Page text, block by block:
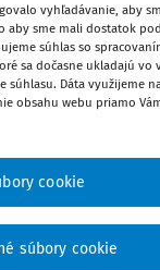
vyhľadávanie, aby
aby sme mali dostatok
súhlas so
sa dočasne ukladajú vo
súhlasu. Dáta využijeme
obsahu webu priamo
súbory cookie
cookie